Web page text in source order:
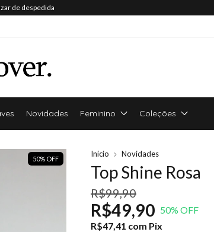
Parcele em até 2x sem juros!
Novidades Feminino Coleções
50% OFF
Início Novidades
Top Shine Rosa
R$99,90
R$49,90 50% OFF
R$47,41 com Pix